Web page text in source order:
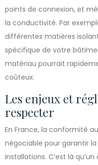
points de connexion, et
la conductivité. Par
différentes matières
spécifique de votre
matériau pourrait
coûteux.
Les enjeux et
respecter
En France, la conformité
négociable pour garantir
installations. C’est là